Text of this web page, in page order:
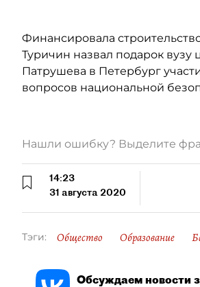
Финансировала
Туричин назвал подарок
Патрушева в Петербург
вопросов национальной
Нашли ошибку? Выделите
14:23
31 августа 2020
Тэги: Общество Образование
Обсуждаем новости